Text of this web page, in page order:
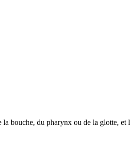
bouche, du pharynx ou de la glotte, et